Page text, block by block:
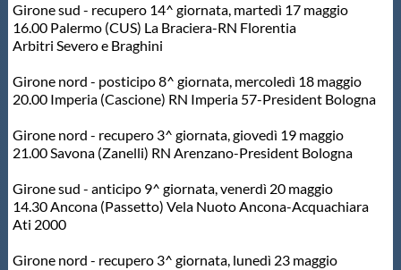
Privacy
Archivio News
Flash News
Galleria fotografica
Girone sud - recupero 14^ giornata, martedì 17 maggio
16.00 Palermo (CUS) La Braciera-RN Florentia
Arbitri Severo e Braghini
Girone nord - posticipo 8^ giornata, mercoledì 18 maggio
20.00 Imperia (Cascione) RN Imperia 57-President Bologna
Girone nord - recupero 3^ giornata, giovedì 19 maggio
21.00 Savona (Zanelli) RN Arenzano-President Bologna
Girone sud - anticipo 9^ giornata, venerdì 20 maggio
14.30 Ancona (Passetto) Vela Nuoto Ancona-Acquachiara
Ati 2000
Girone nord - recupero 3^ giornata, lunedì 23 maggio